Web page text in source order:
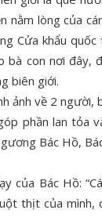
nằm lòng của
Cửa khẩu
bà con nơi
biên giới.
phần lan tỏa
Bác Hồ,
của Bác Hồ:
thịt của mình,